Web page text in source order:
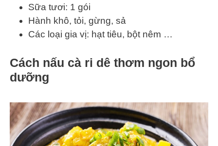
Sữa tươi: 1 gói
Hành khô, tỏi, gừng, sả
Các loại gia vị: hạt tiêu, bột nêm …
Cách nấu cà ri dê thơm ngon bổ
dưỡng